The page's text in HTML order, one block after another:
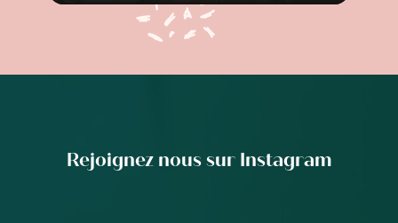
Rejoignez nous sur Instagram